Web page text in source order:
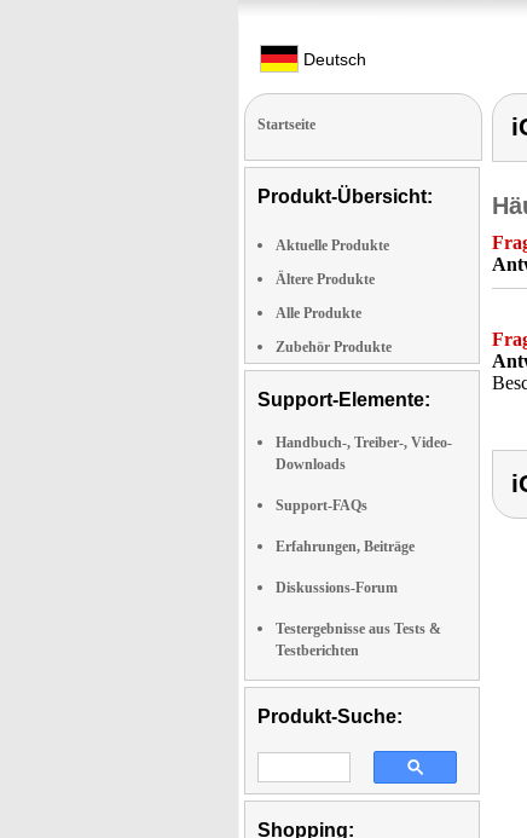
Deutsch
Startseite
Produkt-Übersicht:
Aktuelle Produkte
Ältere Produkte
Alle Produkte
Zubehör Produkte
Support-Elemente:
Handbuch-, Treiber-, Video-
Downloads
Support-FAQs
Erfahrungen, Beiträge
Diskussions-Forum
Testergebnisse aus Tests &
Testberichten
Produkt-Suche:
Shopping: